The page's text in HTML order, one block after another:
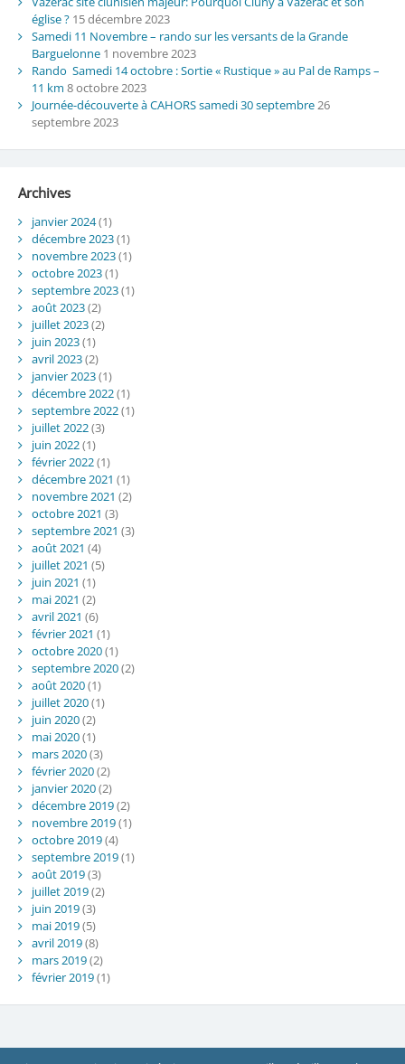
église ? 15 décembre 2023
Samedi 11 Novembre – rando sur les versants de la Grande
Barguelonne 1 novembre 2023
Rando Samedi 14 octobre : Sortie « Rustique » au Pal de Ramps –
11 km 8 octobre 2023
Journée-découverte à CAHORS samedi 30 septembre26
septembre 2023
Archives
janvier 2024(1)
décembre 2023(1)
novembre 2023(1)
octobre 2023(1)
septembre 2023(1)
août 2023(2)
juillet 2023(2)
juin 2023(1)
avril 2023(2)
janvier 2023(1)
décembre 2022(1)
septembre 2022(1)
juillet 2022(3)
juin 2022(1)
février 2022(1)
décembre 2021 (1)
novembre 2021 (2)
octobre 2021 (3)
septembre 2021 (3)
août 2021 (4)
juillet 2021 (5)
juin 2021 (1)
mai 2021 (2)
avril 2021 (6)
février 2021 (1)
octobre 2020(1)
septembre 2020(2)
août 2020(1)
juillet 2020(1)
juin 2020(2)
mai 2020(1)
mars 2020(3)
février 2020(2)
janvier 2020(2)
décembre 2019(2)
novembre 2019(1)
octobre 2019(4)
septembre 2019(1)
août 2019(3)
juillet 2019(2)
juin 2019(3)
mai 2019(5)
avril 2019(8)
mars 2019(2)
février 2019(1)